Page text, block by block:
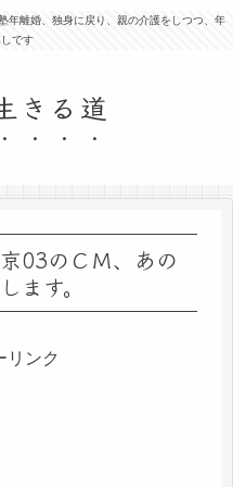
年離婚、独身に戻り、親の介護をしつつ、年
です
きる道
03のＣＭ、あの
ます。
リンク